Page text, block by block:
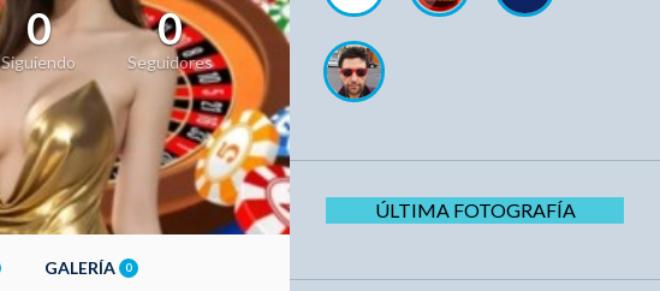
0
Siguiendo
0
Seguidores
GALERÍA 0
ÚLTIMA FOTOGRAFÍA